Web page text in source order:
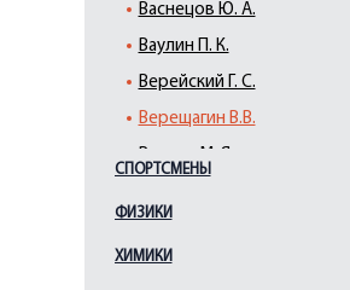
Васнецов Ю. А.
Ваулин П. К.
Верейский Г. С.
Верещагин В.В.
Галактионов С. Ф.
СПОРТСМЕНЫ
ФИЗИКИ
ХИМИКИ